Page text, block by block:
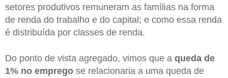
setores produtivos remuneram as famílias na forma
de renda do trabalho e do capital; e como essa renda
é distribuída por classes de renda.
Do ponto de vista agregado, vimos que a queda de
1% no emprego se relacionaria a uma queda de